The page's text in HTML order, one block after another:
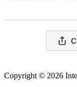
Copyright © 2026